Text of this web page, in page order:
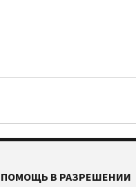
ПОМОЩЬ В РАЗРЕШЕНИИ